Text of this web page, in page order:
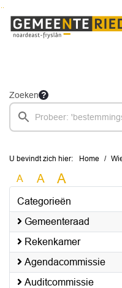
Zoeken
U bevindt zich hier: Home
A A A
Categorieën
Gemeenteraad
Rekenkamer
Agendacommissie
Auditcommissie